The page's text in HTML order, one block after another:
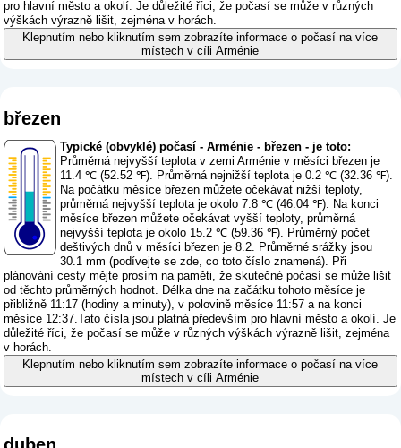
pro hlavní město a okolí. Je důležité říci, že počasí se může v různých
výškách výrazně lišit, zejména v horách.
Klepnutím nebo kliknutím sem zobrazíte informace o počasí na více
místech v cíli Arménie
březen
Typické (obvyklé) počasí - Arménie - březen - je toto:
Průměrná nejvyšší teplota v zemi Arménie v měsíci březen je
11.4 ℃ (52.52 ℉). Průměrná nejnižší teplota je 0.2 ℃ (32.36 ℉).
Na počátku měsíce březen můžete očekávat nižší teploty,
průměrná nejvyšší teplota je okolo 7.8 ℃ (46.04 ℉). Na konci
měsíce březen můžete očekávat vyšší teploty, průměrná
nejvyšší teplota je okolo 15.2 ℃ (59.36 ℉). Průměrný počet
deštivých dnů v měsíci březen je 8.2. Průměrné srážky jsou
30.1 mm (podívejte se zde, co toto číslo znamená). Při
plánování cesty mějte prosím na paměti, že skutečné počasí se může lišit
od těchto průměrných hodnot. Délka dne na začátku tohoto měsíce je
přibližně 11:17 (hodiny a minuty), v polovině měsíce 11:57 a na konci
měsíce 12:37.Tato čísla jsou platná především pro hlavní město a okolí. Je
důležité říci, že počasí se může v různých výškách výrazně lišit, zejména
v horách.
Klepnutím nebo kliknutím sem zobrazíte informace o počasí na více
místech v cíli Arménie